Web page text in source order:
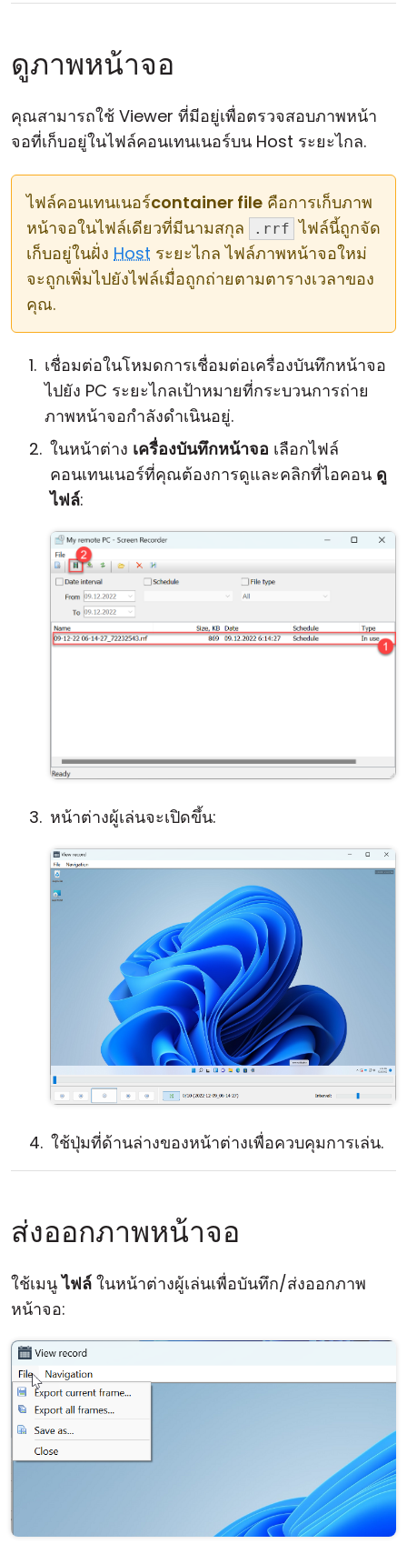
ดูภาพหน้าจอ
คุณสามารถใช้ Viewer ที่มีอยู่เพื่อตรวจสอบภาพหน้า
จอที่เก็บอยู่ในไฟล์คอนเทนเนอร์บน Host ระยะไกล.
ไฟล์คอนเทนเนอร์container file คือการเก็บภาพ
หน้าจอในไฟล์เดียวที่มีนามสกุล
.rrf ไฟล์นี้ถูกจัด
เก็บอยู่ในฝั่ง Host ระยะไกล ไฟล์ภาพหน้าจอใหม่
จะถูกเพิ่มไปยังไฟล์เมื่อถูกถ่ายตามตารางเวลาของ
คุณ.
เชื่อมต่อในโหมดการเชื่อมต่อเครื่องบันทึกหน้าจอ
ไปยัง PC ระยะไกลเป้าหมายที่กระบวนการถ่าย
ภาพหน้าจอกำลังดำเนินอยู่.
ในหน้าต่าง เครื่องบันทึกหน้าจอ เลือกไฟล์
คอนเทนเนอร์ที่คุณต้องการดูและคลิกที่ไอคอน ดู
ไฟล์:
หน้าต่างผู้เล่นจะเปิดขึ้น:
ใช้ปุ่มที่ด้านล่างของหน้าต่างเพื่อควบคุมการเล่น.
ส่งออกภาพหน้าจอ
ใช้เมนูไฟล์ ในหน้าต่างผู้เล่นเพื่อบันทึก/ส่งออกภาพ
หน้าจอ: